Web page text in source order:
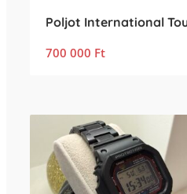
700 000 Ft